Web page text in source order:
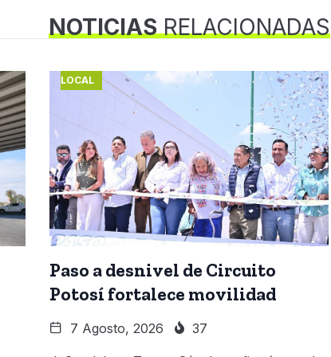
NOTICIASRELACIONADAS
LOCAL
Paso a desnivel de Circuito
Potosí fortalece movilidad
7 Agosto, 2026 37